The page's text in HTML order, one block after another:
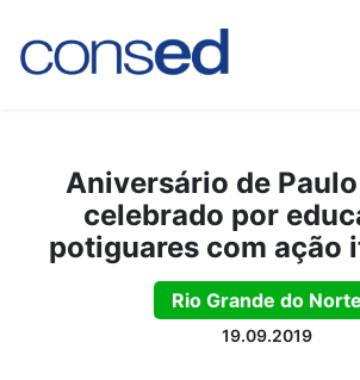
Aniversário de
celebrado por
potiguares com ação
Rio Grande do Norte
19.09.2019